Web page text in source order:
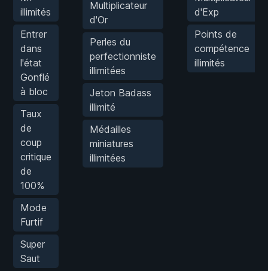
illimités
Entrer
dans
l'état
Gonflé
à bloc
Taux
de
coup
critique
de
100%
Mode
Furtif
Super
Saut
Multiplicateur
d'Or
Perles du
perfectionniste
illimitées
Jeton Badass
illimité
Médailles
miniatures
illimitées
d'Exp
Points de
compétence
illimités